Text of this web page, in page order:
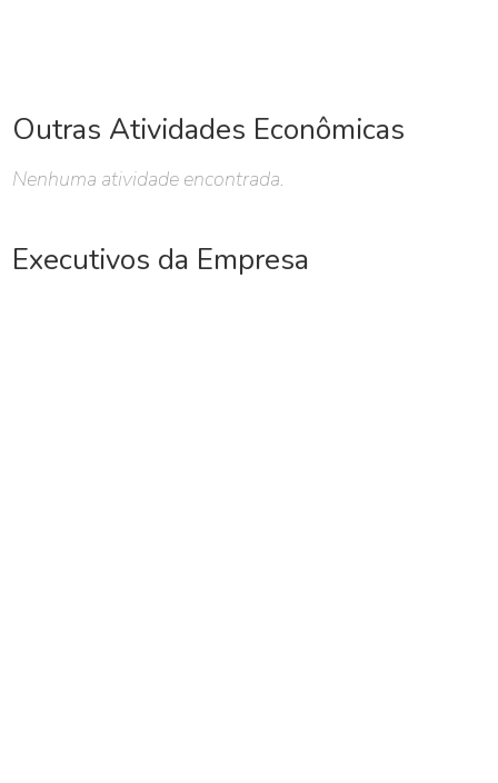
Outras Atividades Econômicas
Nenhuma atividade encontrada.
Executivos da Empresa